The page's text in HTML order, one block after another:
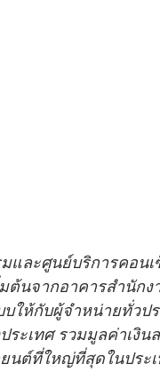
และศูนย์บริการคอน
มต้นจากอาคารสำนั
ให้กับผู้จำหน่ายทั่วป
ระเทศ รวมมูลค่าเงิ
นต์ที่ใหญ่ที่สุดในประ